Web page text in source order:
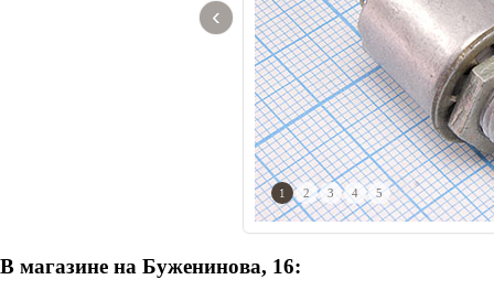
‹
1 2 3 4 5
В магазине на Буженинова, 16: